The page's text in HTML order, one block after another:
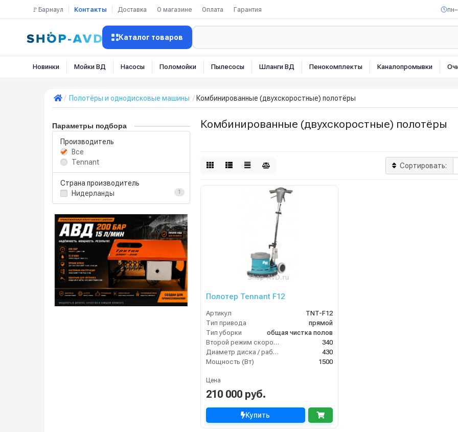
🚩Барнаул Контакты Доставка О магазине Оплата Гарантия
Каталог товаров
Новинки Мойки ВД Насосы Поломойки Пылесосы Шланги ВД Пенокомплекты Каналопромывки
Полотёры и однодисковые машины Комбинированные (двухскоростные) полотёры
Параметры подбора
Производитель
Все
Tennant
Страна производитель
Нидерланды
1
Комбинированные (двухскоростные) полотёры
Сортировать:
Полотер Tennant F12
Артикул
TNT-F12
Тип привода
прямой
Тип уборки
общая чистка полов
Второй режим скорости (об/мин)
340
Диаметр диска / рабочая ширина (мм)
430
Мощность (Вт)
1500
Цена
210 000 руб.
Купить